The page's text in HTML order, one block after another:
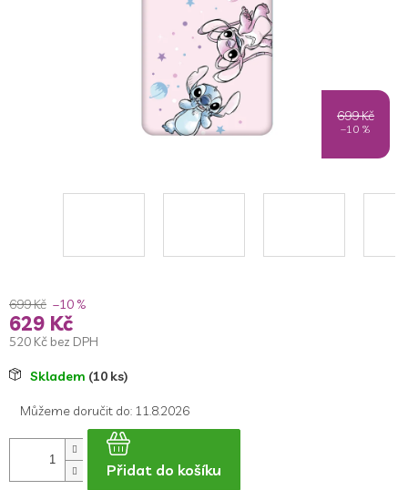
699 Kč
–10 %
699 Kč –10 %
629 Kč
520 Kč bez DPH
MěrnáSkladem (10 ks)
Můžeme doručit do: 11.8.2026
Přidat do košíku